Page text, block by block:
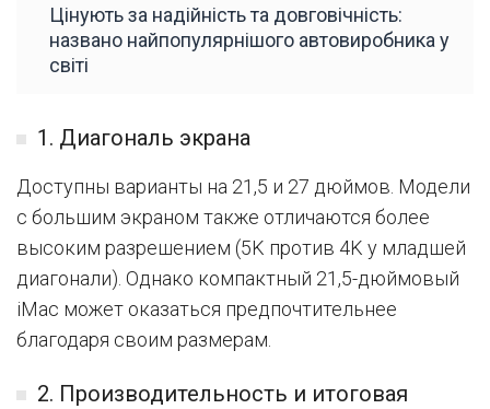
Цінують за надійність та довговічність:
названо найпопулярнішого автовиробника у
світі
1. Диагональ экрана
Доступны варианты на 21,5 и 27 дюймов. Модели
с большим экраном также отличаются более
высоким разрешением (5K против 4K у младшей
диагонали). Однако компактный 21,5-дюймовый
iMac может оказаться предпочтительнее
благодаря своим размерам.
2. Производительность и итоговая